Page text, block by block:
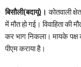
बिसौली(बदायूं)। कोतवाली
में मौत हो गई। विवाहिता
कर भाग निकला। मायके
पीएम कराया है।